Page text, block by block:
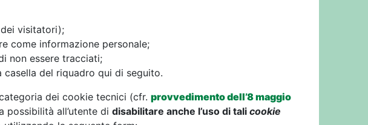
visitatori);
come informazione personale;
non essere tracciati;
del riquadro qui di seguito.
dei cookie tecnici (cfr. provvedimento dell’8 maggio
possibilità all’utente di disabilitare anche l’uso di tali cookie